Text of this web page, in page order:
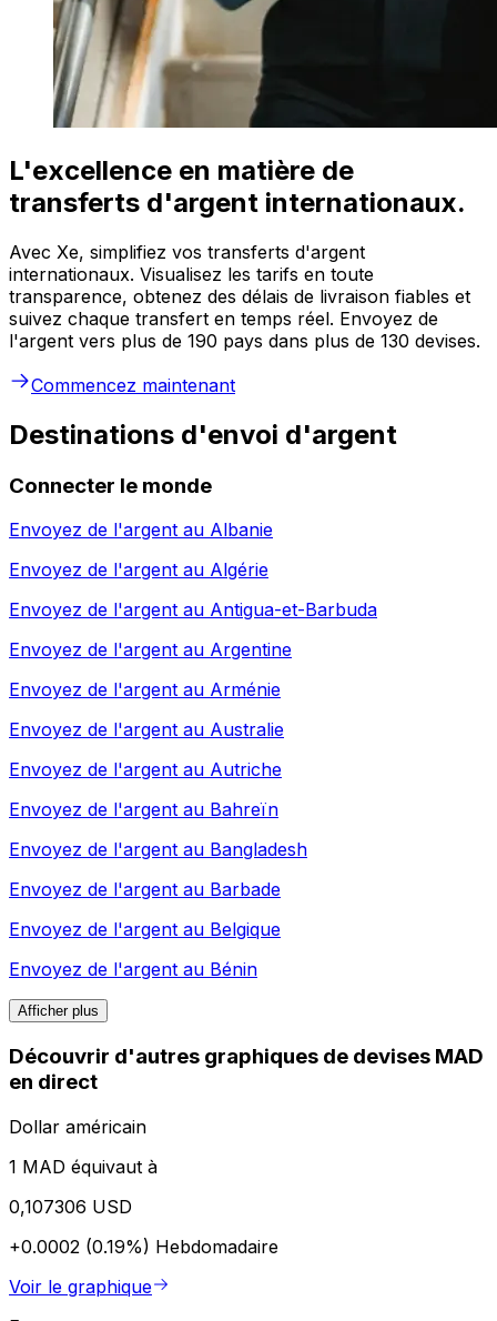
L'excellence en matière de
transferts d'argent internationaux.
Avec Xe, simplifiez vos transferts d'argent
internationaux. Visualisez les tarifs en toute
transparence, obtenez des délais de livraison fiables et
suivez chaque transfert en temps réel. Envoyez de
l'argent vers plus de 190 pays dans plus de 130 devises.
Commencez maintenant
Destinations d'envoi d'argent
Connecter le monde
Envoyez de l'argent au Albanie
Envoyez de l'argent au Algérie
Envoyez de l'argent au Antigua-et-Barbuda
Envoyez de l'argent au Argentine
Envoyez de l'argent au Arménie
Envoyez de l'argent au Australie
Envoyez de l'argent au Autriche
Envoyez de l'argent au Bahreïn
Envoyez de l'argent au Bangladesh
Envoyez de l'argent au Barbade
Envoyez de l'argent au Belgique
Envoyez de l'argent au Bénin
Afficher plus
Découvrir d'autres graphiques de devises MAD
en direct
Dollar américain
1 MAD équivaut à
0,107306 USD
+0.0002 (0.19%) Hebdomadaire
Voir le graphique